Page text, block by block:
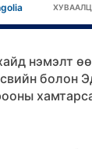
нэмэлт
болон